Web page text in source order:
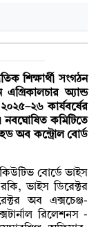
শিক্ষার্থী সংগঠন
অ্যান্ড
কার্যবর্ষের
নবঘোষিত কমিটিতে
অব কন্ট্রোল বোর্ড
বোর্ডে ভাইস
ভাইস ডিরেক্টর
অব এক্সচেঞ্জ-
রিলেশনস -